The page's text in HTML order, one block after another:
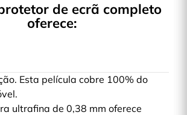
de ecrã completo
oferece:
Esta película cobre 100% do
ultrafina de 0,38 mm oferece